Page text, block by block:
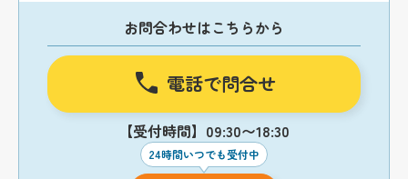
お問合わせはこちらから
電話で問合せ
【受付時間】09:30〜18:30
24時間いつでも受付中